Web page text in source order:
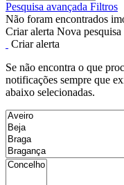
Pesquisa avançada Filtros
Não foram encontrados
Criar alerta Nova pesquisa
Criar alerta
Se não encontra o que
notificações sempre que
abaixo selecionadas.